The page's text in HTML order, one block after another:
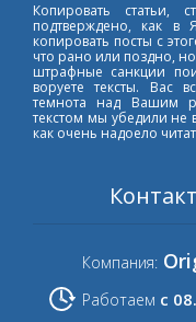
Копировать статьи,
подтверждено, как в
копировать посты с
что рано или поздно,
штрафные санкции
воруете тексты. Вас
темнота над Вашим
текстом мы убедили не
как очень надоело
Компания:
Работаем с